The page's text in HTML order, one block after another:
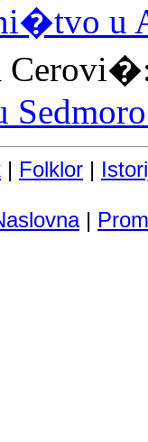
u
| Folklor |
|